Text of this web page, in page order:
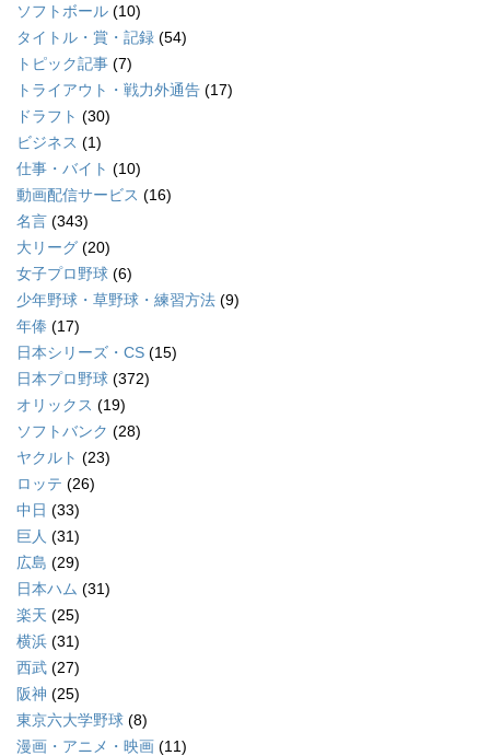
ソフトボール (10)
タイトル・賞・記録 (54)
トピック記事 (7)
トライアウト・戦力外通告 (17)
ドラフト (30)
ビジネス (1)
仕事・バイト (10)
動画配信サービス (16)
名言 (343)
大リーグ (20)
女子プロ野球 (6)
少年野球・草野球・練習方法 (9)
年俸 (17)
日本シリーズ・CS (15)
日本プロ野球 (372)
オリックス (19)
ソフトバンク (28)
ヤクルト (23)
ロッテ (26)
中日 (33)
巨人 (31)
広島 (29)
日本ハム (31)
楽天 (25)
横浜 (31)
西武 (27)
阪神 (25)
東京六大学野球 (8)
漫画・アニメ・映画 (11)